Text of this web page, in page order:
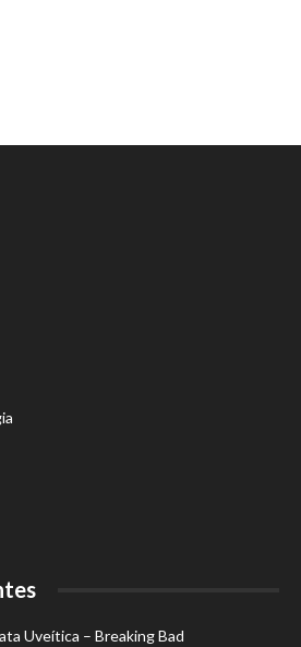
Uveítica – Breaking Bad